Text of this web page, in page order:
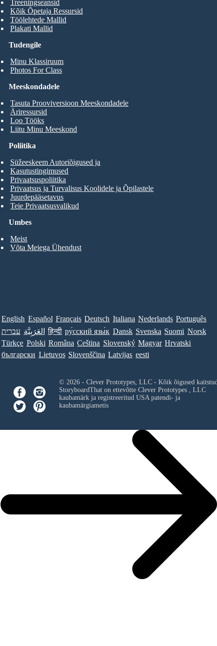
Tudengile
Minu Klassiruum
Photos For Class
Treeningseansid
Kõik Õpetaja Ressursid
Töölehtede Mallid
Plakati Mallid
Meeskondadele
Tasuta Prooviversioon Meeskondadele
Äriressursid
Loo Tööks
Liitu Minu Meeskond
Umbes
Meist
Võta Meiega Ühendust
Poliitika
Süžeeskeem Autoriõigused ja
Kasutustingimused
Privaatsuspoliitika
Privaatsus ja Turvalisus Koolidele ja Õpilastele
Juurdepääsetavus
Teie Privaatsusvalikud
English Español Français Deutsch Italiana Nederlands Português
עברית العَرَبِيَّة हिन्दी ру́сский язы́к Dansk Svenska Suomi Norsk
Türkçe Polski Româna Ceština Slovenský Magyar Hrvatski
български Lietuvos Slovenščina Latvijas eesti
© 2026 - Clever Prototypes, LLC - Kõik õigused
StoryboardThat on ettevõtte Clever Prototypes , LLC
kaubamärk ja registreeritud USA patendi- ja
kaubamärgiametis